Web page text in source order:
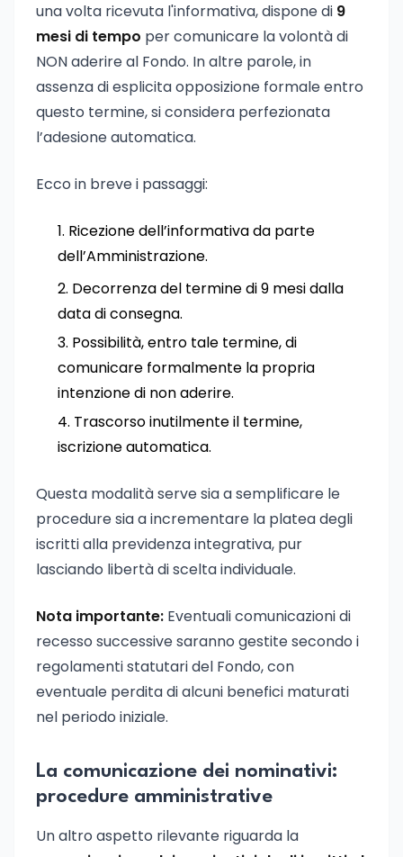
una volta ricevuta l'informativa, dispone di 9
mesi di tempo per comunicare la volontà di
NON aderire al Fondo. In altre parole, in
assenza di esplicita opposizione formale entro
questo termine, si considera perfezionata
l’adesione automatica.
Ecco in breve i passaggi:
Ricezione dell’informativa da parte
dell’Amministrazione.
Decorrenza del termine di 9 mesi dalla
data di consegna.
Possibilità, entro tale termine, di
comunicare formalmente la propria
intenzione di non aderire.
Trascorso inutilmente il termine,
iscrizione automatica.
Questa modalità serve sia a semplificare le
procedure sia a incrementare la platea degli
iscritti alla previdenza integrativa, pur
lasciando libertà di scelta individuale.
Nota importante: Eventuali comunicazioni di
recesso successive saranno gestite secondo i
regolamenti statutari del Fondo, con
eventuale perdita di alcuni benefici maturati
nel periodo iniziale.
La comunicazione dei nominativi:
procedure amministrative
Un altro aspetto rilevante riguarda la